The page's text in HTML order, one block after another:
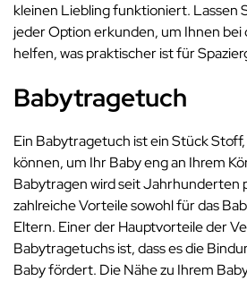
kleinen Liebling funktioniert. Lassen
jeder Option erkunden, um Ihnen bei
helfen, was praktischer ist für
Babytragetuch
Ein Babytragetuch ist ein Stück
können, um Ihr Baby eng an Ihrem
Babytragen wird seit Jahrhunderten
zahlreiche Vorteile sowohl für das
Eltern. Einer der Hauptvorteile der
Babytragetuchs ist, dass es die
Baby fördert. Die Nähe zu Ihrem